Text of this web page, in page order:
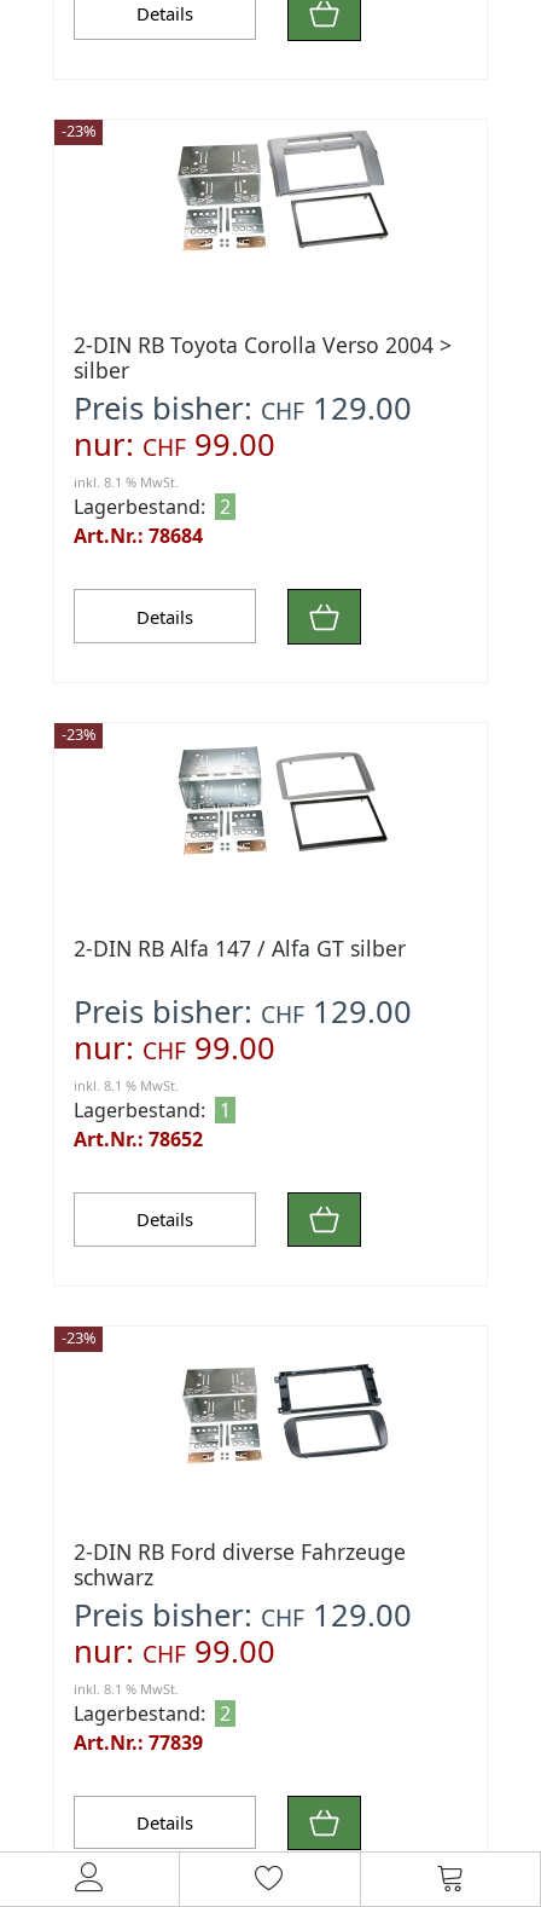
Details
-23%
2-DIN RB Toyota Corolla Verso 2004 >
silber
Preis bisher: CHF 129.00
nur: CHF 99.00
inkl. 8.1 % MwSt.
Lagerbestand: 2
Art.Nr.: 78684
Details
-23%
2-DIN RB Alfa 147 / Alfa GT silber
Preis bisher: CHF 129.00
nur: CHF 99.00
inkl. 8.1 % MwSt.
Lagerbestand:
1
Art.Nr.: 78652
Details
-23%
2-DIN RB Ford diverse Fahrzeuge
schwarz
Preis bisher: CHF 129.00
nur: CHF 99.00
inkl. 8.1 % MwSt.
Lagerbestand: 2
Art.Nr.: 77839
Details